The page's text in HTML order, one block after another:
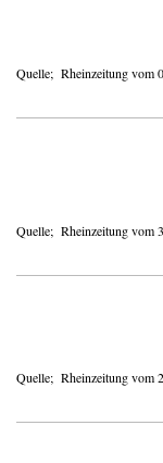
Quelle; Rheinzeitung vom
Quelle; Rheinzeitung vom
Quelle; Rheinzeitung vom